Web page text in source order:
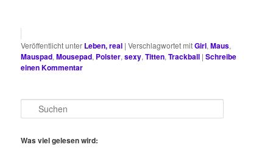
Veröffentlicht unter Leben, real |Verschlagwortet mitGirl,Maus,
Mauspad,Mousepad, Polster,sexy,Titten,Trackball |Schreibe
einen Kommentar
u
h
Was viel gelesen wird: